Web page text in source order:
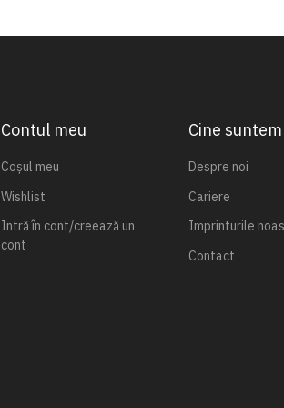
Contul meu
Coșul meu
Wishlist
Intră în cont/creează un
cont
Cine suntem
Despre noi
Cariere
Imprinturile
Contact